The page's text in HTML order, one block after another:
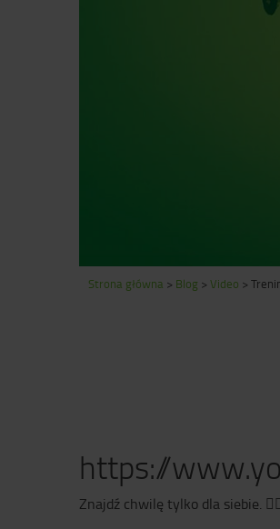
Strona główna > Blog > Video >
https://
Znajdź chwilę tylko dla siebie.